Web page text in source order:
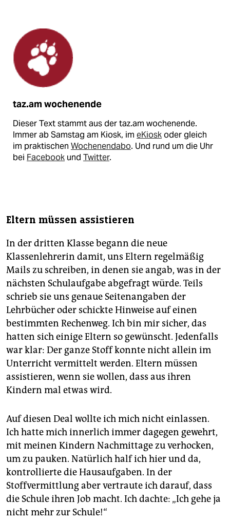
taz.am wochenende
Dieser Text stammt aus der taz.am wochenende.
Immer ab Samstag am Kiosk, im eKioskoder gleich
im praktischen Wochenendabo. Und rund um die Uhr
bei Facebook und Twitter.
Eltern müssen assistieren
In der dritten Klasse begann die neue
Klassenlehrerin damit, uns Eltern regelmäßig
Mails zu schrei­ben, in denen sie angab, was in der
nächsten Schulaufgabe abgefragt würde. Teils
schrieb sie uns genaue Seitenangaben der
Lehrbücher oder schickte Hinweise auf einen
bestimmten Rechenweg. Ich bin mir sicher, das
hatten sich einige Eltern so gewünscht. Jedenfalls
war klar: Der ganze Stoff konnte nicht ­allein im
Unterricht vermittelt werden. Eltern müssen
assistieren, wenn sie wollen, dass aus ihren
Kindern mal etwas wird.
Auf diesen Deal wollte ich mich nicht einlassen.
Ich hatte mich innerlich immer dagegen gewehrt,
mit meinen Kindern Nachmittage zu verhocken,
um zu pauken. Natürlich half ich hier und da,
kontrollierte die Hausaufgaben. In der
Stoffvermittlung aber vertraute ich darauf, dass
die Schule ihren Job macht. Ich dachte: „Ich gehe ja
nicht mehr zur Schule!“